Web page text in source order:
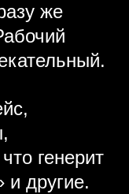
же
генерит
и другие.